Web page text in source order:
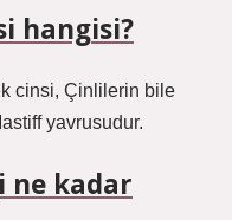
hangisi?
cinsi, Çinlilerin bile
yavrusudur.
ne kadar